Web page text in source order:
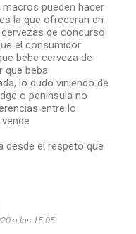
pueden hacer
la que ofreceran en
cervezas de concurso
el consumidor
bebe cerveza de
que beba
lo dudo viniendo de
o peninsula no
entre lo
desde el respeto que
a las 15:05